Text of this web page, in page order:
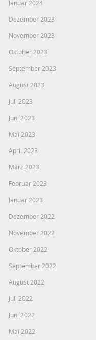
Januar 2024
Dezember 2023
November 2023
Oktober 2023
September 2023
August 2023
Juli 2023
Juni 2023
Mai 2023
April 2023
März 2023
Februar 2023
Januar 2023
Dezember 2022
November 2022
Oktober 2022
September 2022
August 2022
Juli 2022
Juni 2022
Mai 2022